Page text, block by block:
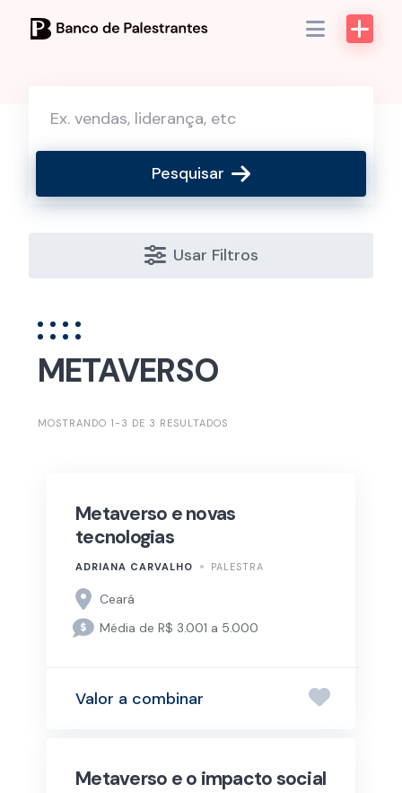
Pesquisar
Usar Filtros
METAVERSO
MOSTRANDO 1-3 DE 3 RESULTADOS
Metaverso e novas
tecnologias
ADRIANA CARVALHO PALESTRA
Ceará
Média de R$ 3.001 a 5.000
Valor a combinar
Metaverso e o impacto social